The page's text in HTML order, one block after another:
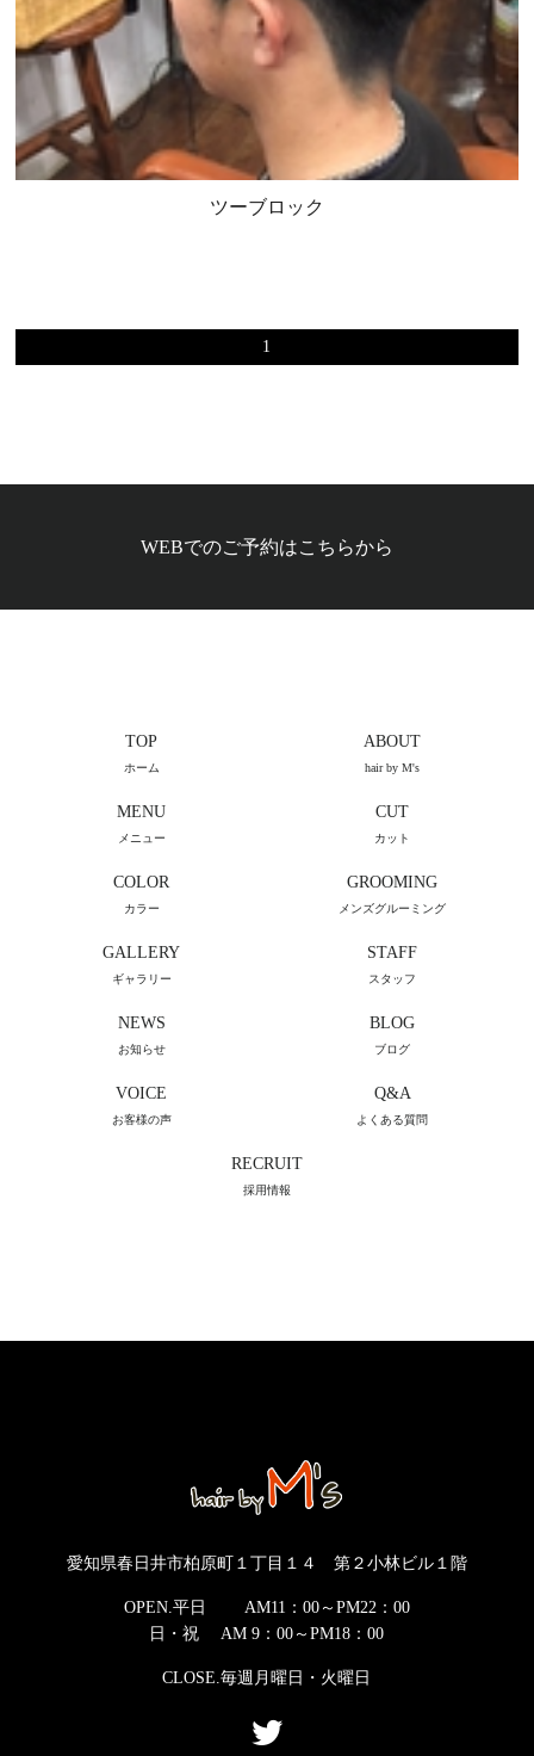
ツーブロック
1
WEBでのご予約はこちらから
TOP
ホーム
ABOUT
hair by M's
MENU
メニュー
CUT
カット
COLOR
カラー
GROOMING
メンズグルーミング
GALLERY
ギャラリー
STAFF
スタッフ
NEWS
お知らせ
BLOG
ブログ
VOICE
お客様の声
Q&A
よくある質問
RECRUIT
採用情報
愛知県春日井市柏原町１丁目１４ 第２小林ビル１階
OPEN.平日 AM11：00～PM22：00
日・祝 AM 9：00～PM18：00
CLOSE.毎週月曜日・火曜日